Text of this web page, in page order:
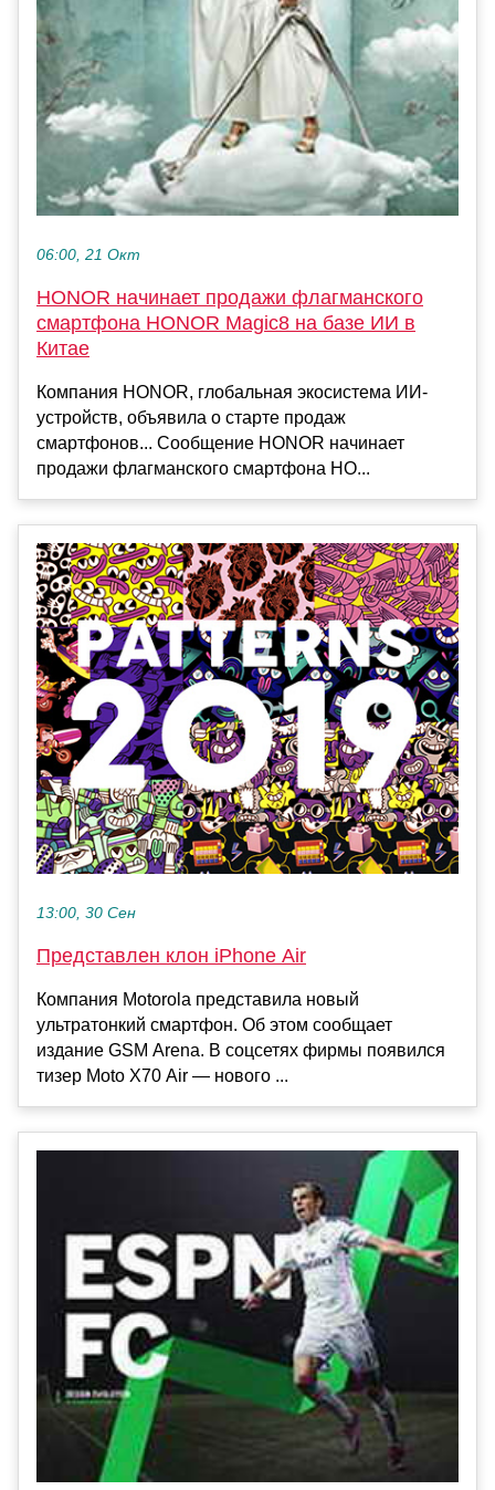
06:00, 21 Окт
HONOR начинает продажи флагманского
смартфона HONOR Magic8 на базе ИИ в
Китае
Компания HONOR, глобальная экосистема ИИ-
устройств, объявила о старте продаж
смартфонов... Сообщение HONOR начинает
продажи флагманского смартфона HO...
13:00, 30 Сен
Представлен клон iPhone Air
Компания Motorola представила новый
ультратонкий смартфон. Об этом сообщает
издание GSM Arena. В соцсетях фирмы появился
тизер Moto X70 Air — нового ...